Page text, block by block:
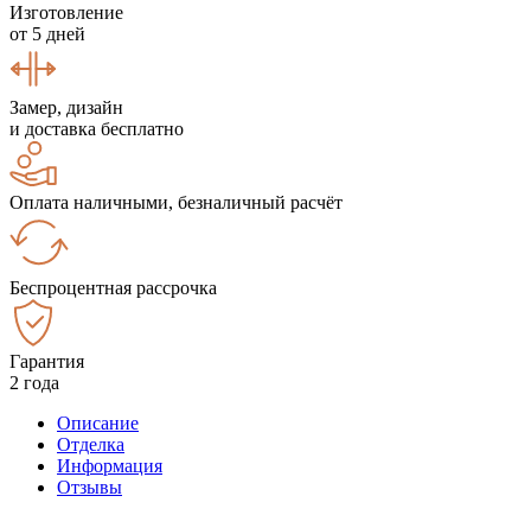
Изготовление
от 5 дней
Замер, дизайн
и доставка бесплатно
Оплата наличными, безналичный расчёт
Беспроцентная рассрочка
Гарантия
2 года
Описание
Отделка
Информация
Отзывы